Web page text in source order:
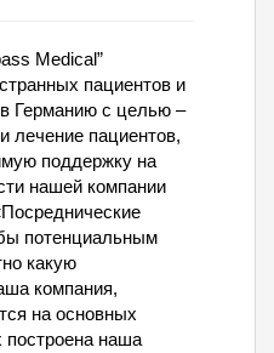
Medical”
пациентов и
Германию с целью –
лечение пациентов,
поддержку на
нашей компании
потенциальным
какую
компания,
на основных
построена наша